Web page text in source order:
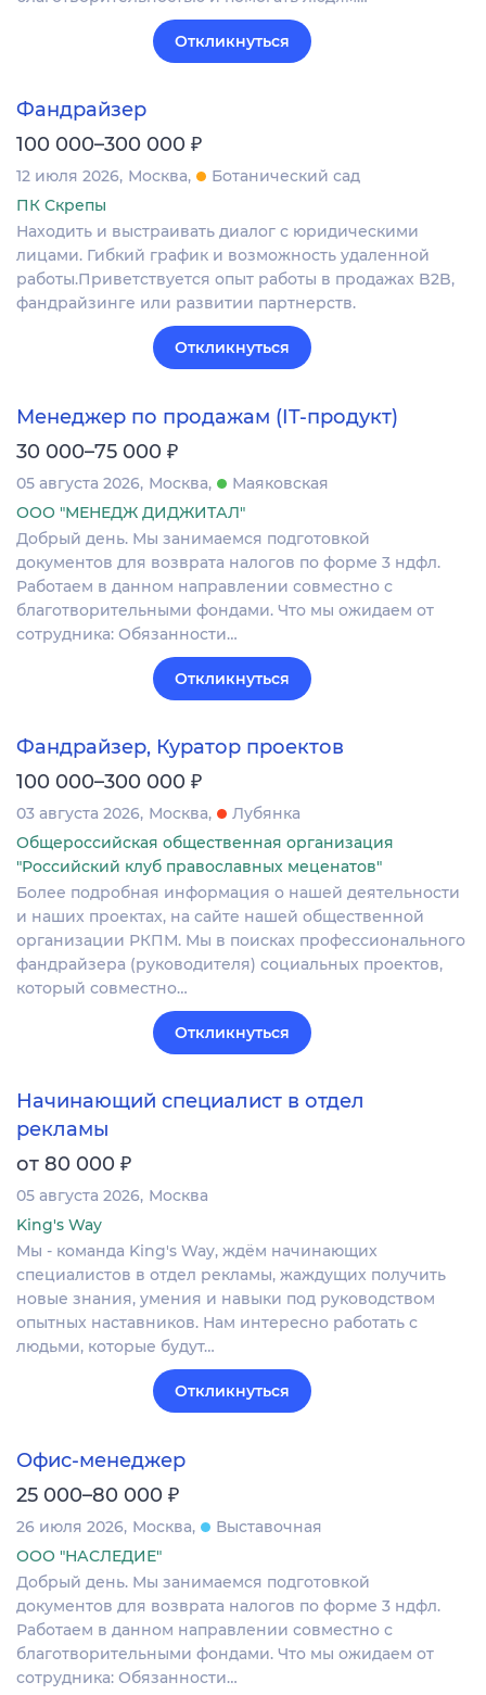
Откликнуться
Фандрайзер
100 000–300 000 ₽
12 июля 2026 Москва
Ботанический сад
ПК Скрепы
Находить и выстраивать диалог с юридическими
лицами. Гибкий график и возможность удаленной
работы.Приветствуется опыт работы в продажах B2B,
фандрайзинге или развитии партнерств.
Откликнуться
Менеджер по продажам (IT-продукт)
30 000–75 000 ₽
05 августа 2026 Москва
Маяковская
ООО "МЕНЕДЖ ДИДЖИТАЛ"
Добрый день. Мы занимаемся подготовкой
документов для возврата налогов по форме 3 ндфл.
Работаем в данном направлении совместно с
благотворительными фондами. Что мы ожидаем от
сотрудника: Обязанности…
Откликнуться
Фандрайзер, Куратор проектов
100 000–300 000 ₽
03 августа 2026 Москва
Лубянка
Общероссийская общественная организация
"Российский клуб православных меценатов"
Более подробная информация о нашей деятельности
и наших проектах, на сайте нашей общественной
организации РКПМ. Мы в поисках профессионального
фандрайзера (руководителя) социальных проектов,
который совместно…
Откликнуться
Начинающий специалист в отдел
рекламы
от 80 000 ₽
05 августа 2026 Москва
King's Way
Мы - команда King's Way, ждём начинающих
специалистов в отдел рекламы, жаждущих получить
новые знания, умения и навыки под руководством
опытных наставников. Нам интересно работать с
людьми, которые будут…
Откликнуться
Офис-менеджер
25 000–80 000 ₽
26 июля 2026 Москва
Выставочная
ООО "НАСЛЕДИЕ"
Добрый день. Мы занимаемся подготовкой
документов для возврата налогов по форме 3 ндфл.
Работаем в данном направлении совместно с
благотворительными фондами. Что мы ожидаем от
сотрудника: Обязанности…